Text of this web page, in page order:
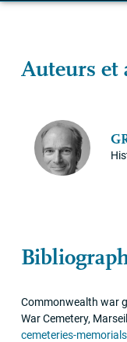
Auteurs et
Commonwealth war
War Cemetery,
cemeteries-